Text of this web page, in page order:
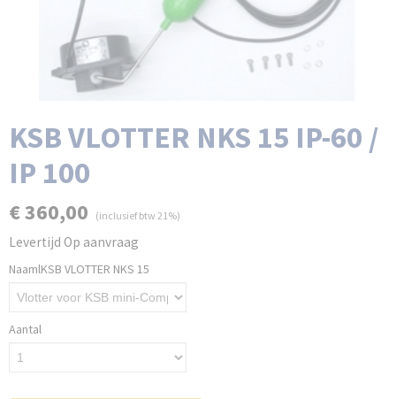
KSB VLOTTER NKS 15 IP-60 /
IP 100
€ 360,00 (inclusief btw 21%)
Levertijd Op aanvraag
NaamlKSB VLOTTER NKS 15
Aantal